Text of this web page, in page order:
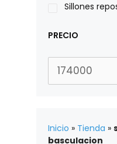
Sillones
PRECIO
Inicio » Tienda »
basculacion